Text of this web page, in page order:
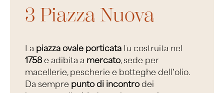
3 Piazza Nuova
La piazza ovale porticatafu costruita nel
1758e adibita a mercato, sede per
macellerie, pescherie e botteghe dell’olio.
Da sempre punto di incontrodei